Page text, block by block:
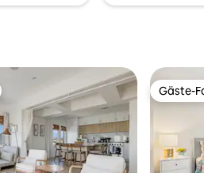
eine
Einheit
Gäste-
Gäste-